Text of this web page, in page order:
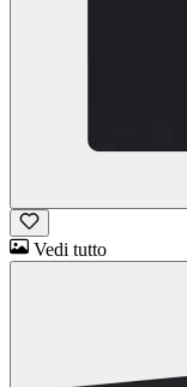
Vedi tutto